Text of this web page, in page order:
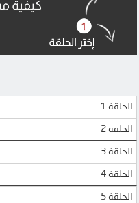
الحلقة 1
الحلقة 2
الحلقة 3
الحلقة 4
الحلقة 5